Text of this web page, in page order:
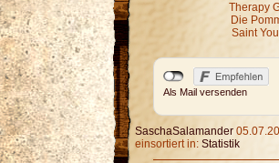
Therapy
Die
Saint
Als Mail versenden
SaschaSalamander
einsortiert in: Statistik